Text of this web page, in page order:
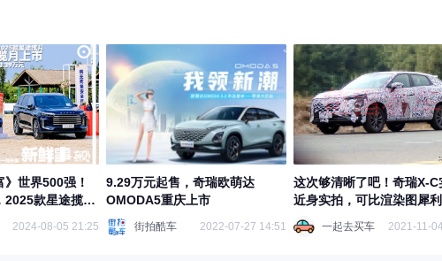
世界500强！
2025款星途揽月
2024-08-05 21:25
9.29万元起售，奇瑞欧萌达
OMODA5重庆上市
街拍酷车 2022-07-27 14:51
这次够清晰了吧！奇瑞X-C
近身实拍，可比渲染图犀
一起去买车 2021-11-